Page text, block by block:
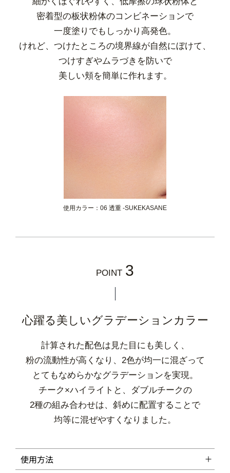
密着型の板状粉体のコンビネーションで
一度塗りでもしっかり高発色。
けれど、つけたところの境界線が自然にぼけて、
つけすぎやムラづきを防いで
美しい頬を簡単に作れます。
使用カラー：06 透重 -SUKEKASANE
POINT 3
心躍る美しいグラデーションカラー
計算された配色は見た目にも美しく、
粉の流動性が高くなり、2色が均一に混ざって
とてもなめらかなグラデーションを実現。
チーク×ハイライトと、ダブルチークの
2種の組み合わせは、斜めに配置することで
均等に混ぜやすくなりました。
使用方法